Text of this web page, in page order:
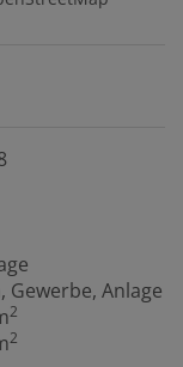
Gewerbe Anlage
2
2